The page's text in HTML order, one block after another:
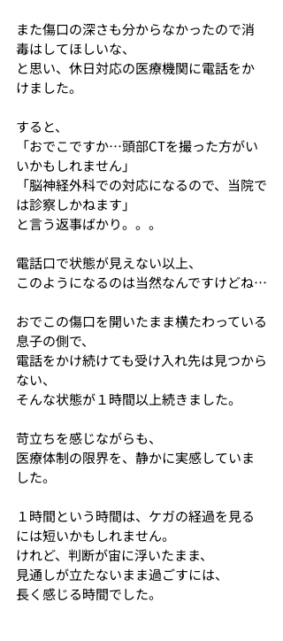
また傷口の深さも分からなかったので消
毒はしてほしいな、
と思い、休日対応の医療機関に電話をか
けました。
すると、
「おでこですか…頭部CTを撮った方がい
いかもしれません」
「脳神経外科での対応になるので、当院で
は診察しかねます」
と言う返事ばかり。。。
電話口で状態が見えない以上、
このようになるのは当然なんですけどね…
おでこの傷口を開いたまま横たわっている
息子の側で、
電話をかけ続けても受け入れ先は見つから
ない、
そんな状態が１時間以上続きました。
苛立ちを感じながらも、
医療体制の限界を、静かに実感していま
した。
１時間という時間は、ケガの経過を見る
には短いかもしれません。
けれど、判断が宙に浮いたまま、
見通しが立たないまま過ごすには、
長く感じる時間でした。